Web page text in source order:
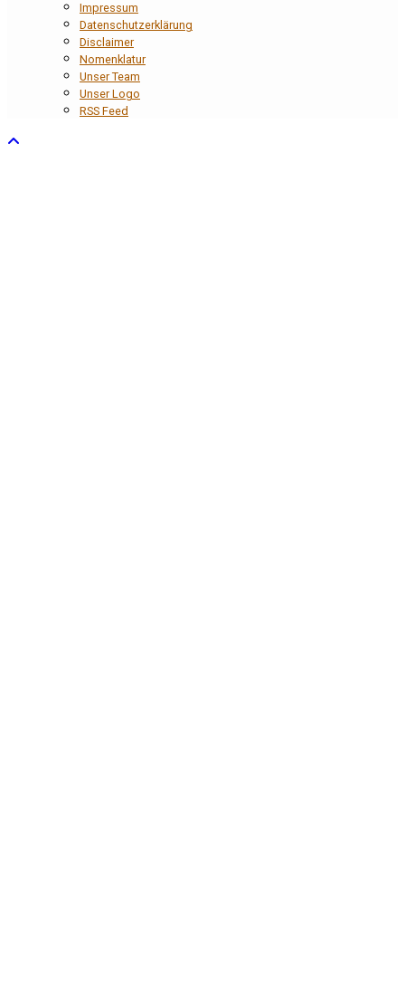
Impressum
Datenschutzerklärung
Disclaimer
Nomenklatur
Unser Team
Unser Logo
RSS Feed